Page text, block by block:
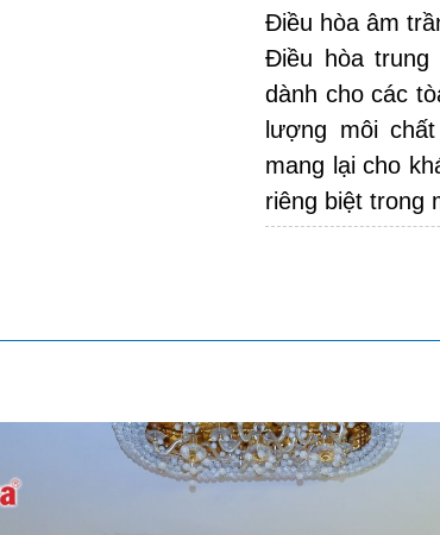
Điều hòa âm
Điều hòa trung
dành cho các
lượng môi
mang lại cho
riêng biệt trong